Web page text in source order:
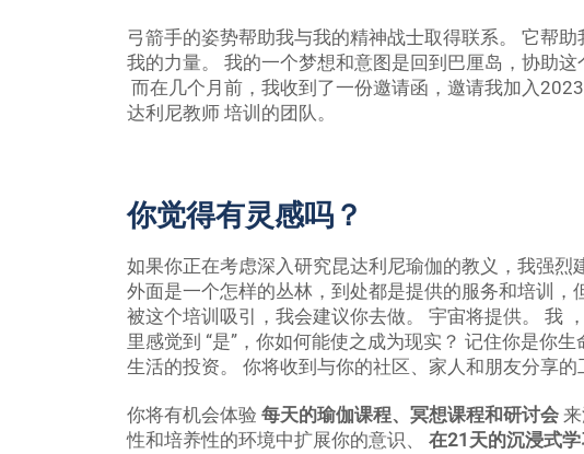
弓箭手的姿势帮助我与我的精神战士取得联系。 它帮
我的力量。 我的一个梦想和意图是回到巴厘岛，协助这
而在几个月前，我收到了一份邀请函，邀请我加入
达利尼教师 培训的团队。
你觉得有灵感吗？
如果你正在考虑深入研究昆达利尼瑜伽的教义，我强烈
外面是一个怎样的丛林，到处都是提供的服务和培训，
被这个培训吸引，我会建议你去做。 宇宙将提供。 我
里感觉到 “是”，你如何能使之成为现实？ 记住你是你
生活的投资。 你将收到与你的社区、家人和朋友分享的
你将有机会体验 每天的瑜伽课程、冥想课程和研讨会来
性和培养性的环境中扩展你的意识、 在21天的沉浸式